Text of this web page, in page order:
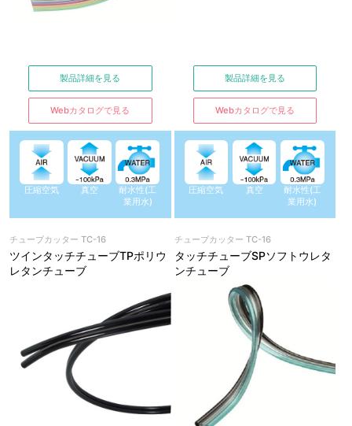
製品詳細を見る
Webカタログで見る
圧縮空気 真空
耐水性(工
業用水)
製品詳細を見る
Webカタログで見る
圧縮空気 真空
耐水性(工
業用水)
チューブカッター TC-16
ツインタッチチューブTPポリウ
レタンチューブ
チューブカッター TC-16
タッチチューブSPソフトウレタ
ンチューブ